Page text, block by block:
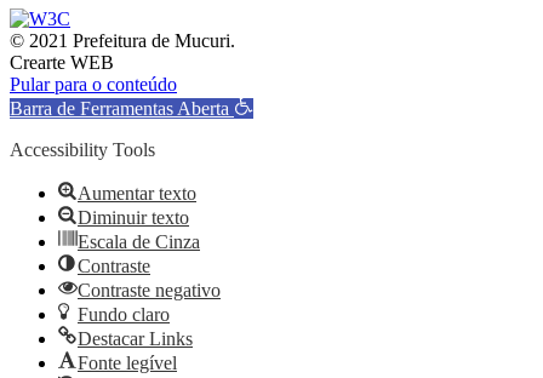
© 2021 Prefeitura de Mucuri.
Crearte WEB
Pular para o conteúdo
Barra de Ferramentas Aberta
Accessibility Tools
Aumentar texto
Diminuir texto
Escala de Cinza
Contraste
Contraste negativo
Fundo claro
Destacar Links
Fonte legível